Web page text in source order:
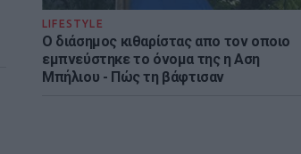
LIFESTYLE
Ο διάσημος κιθαρίστας απο τον οποιο
εμπνεύστηκε το όνομα της η Αση
Μπήλιου - Πώς τη βάφτισαν